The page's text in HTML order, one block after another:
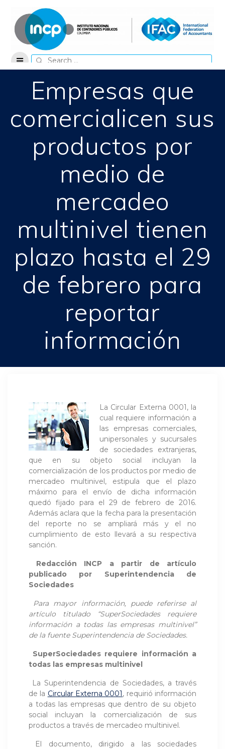
content
Search
for:
Empresas que
comercialicen sus
productos por
medio de
mercadeo
multinivel tienen
plazo hasta el 29
de febrero para
reportar
información
La Circular Externa 0001, la
cual requiere información a
las empresas comerciales,
unipersonales y sucursales
de sociedades extranjeras,
que en su objeto social incluyan la
comercialización de los productos por medio de
mercadeo multinivel, estipula que el plazo
máximo para el envío de dicha información
quedó fijado para el 29 de febrero de 2016.
Además aclara que la fecha para la presentación
del reporte no se ampliará más y el no
cumplimiento de esto llevará a su respectiva
sanción.
Redacción INCP a partir de artículo
publicado por Superintendencia de
Sociedades
Para mayor información, puede referirse al
artículo titulado “SuperSociedades requiere
información a todas las empresas multinivel”
de la fuente Superintendencia de Sociedades.
SuperSociedades requiere información a
todas las empresas multinivel
La Superintendencia de Sociedades, a través
de la Circular Externa 0001, requirió información
a todas las empresas que dentro de su objeto
social incluyan la comercialización de sus
productos a través de mercadeo multinivel.
El documento, dirigido a las sociedades